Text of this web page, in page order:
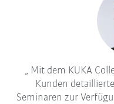
Mit dem KUKA
Kunden
Seminaren zur